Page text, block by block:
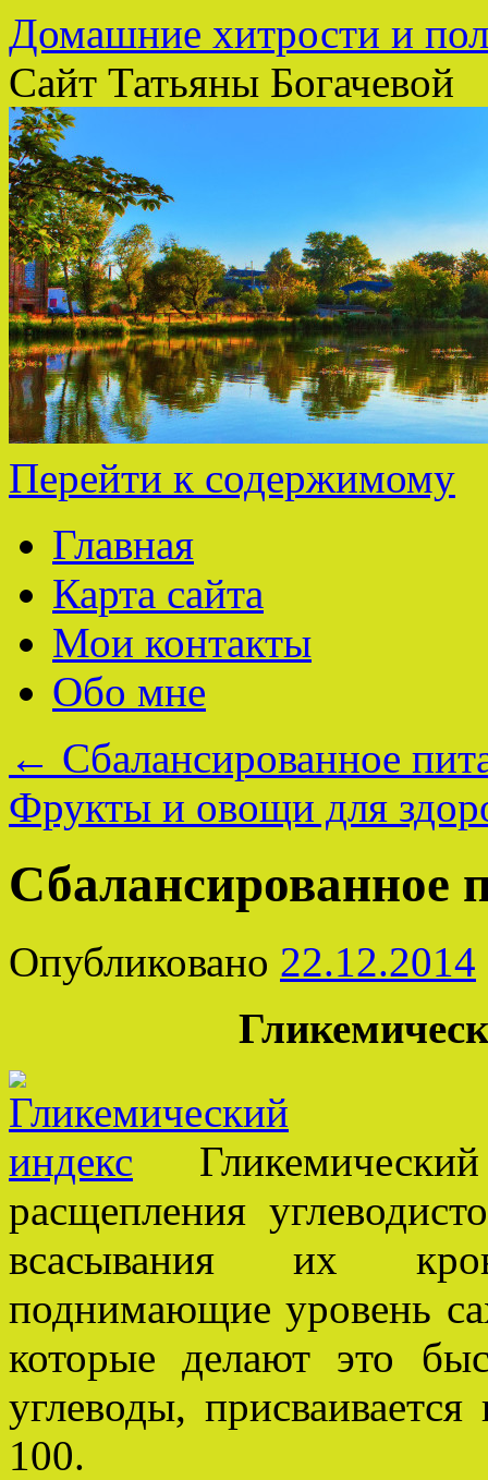
Домашние хитрости и
Сайт Татьяны Богачевой
Перейти к содержимому
Главная
Карта сайта
Мои контакты
Обо мне
← Сбалансированное
Фрукты и овощи для
Сбалансированное
Опубликовано 22.12.2014
расщепления
всасывания их
поднимающие уровень
которые делают это
углеводы,
100.